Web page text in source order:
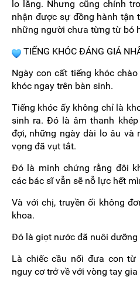
lo lắng. Nhưng cũng chính
nhận được sự đồng hành tận
những người chưa từng từ bỏ
TIẾNG KHÓC ĐÁNG GIÁ
Ngày con cất tiếng khóc
khóc ngay trên bàn sinh.
Tiếng khóc ấy không chỉ là
sinh ra. Đó là âm thanh
đợi, những ngày dài lo âu và
vọng đã vụt tắt.
Đó là minh chứng rằng đôi
các bác sĩ vẫn sẽ nỗ lực hết
Và với chị, truyền ối không
khoa.
Đó là giọt nước đã nuôi dưỡng
Là chiếc cầu nối đưa con từ
nguy cơ trở về với vòng tay gia